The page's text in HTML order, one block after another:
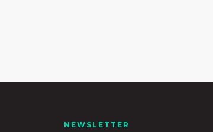
NEWSLETTER